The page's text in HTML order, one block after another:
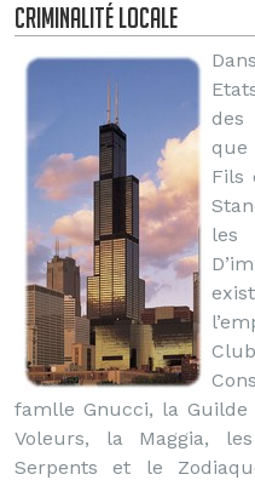
Criminalité locale
des
que
Fils
les
famlle Gnucci, la Guilde
Voleurs, la Maggia,
Serpents et le